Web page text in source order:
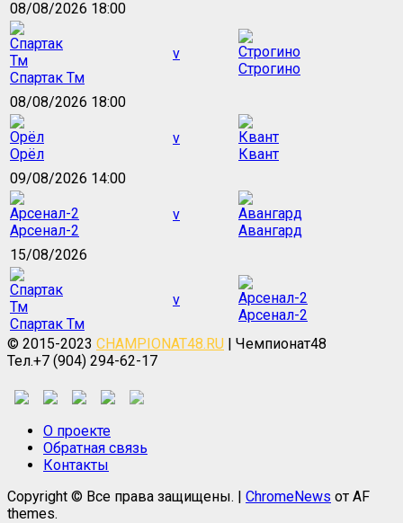
08/08/2026 18:00
Спартак Тм
v
Строгино
08/08/2026 18:00
Орёл
v
Квант
09/08/2026 14:00
Арсенал-2
v
Авангард
15/08/2026
Спартак Тм
v
Арсенал-2
© 2015-2023 CHAMPIONAT48.RU | Чемпионат48
Тел.+7 (904) 294-62-17
О проекте
Обратная связь
Контакты
Copyright © Все права защищены. | ChromeNews от AF
themes.